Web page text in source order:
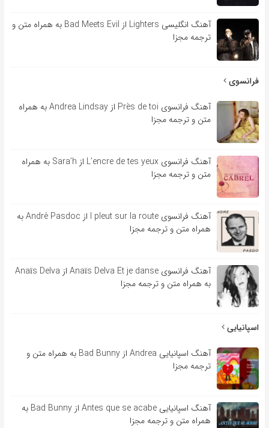
آهنگ انگلیسی Lighters از Bad Meets Evil به همراه متن و
ترجمه مجزا
فرانسوی
آهنگ فرانسوی Près de toi از Andrea Lindsay به همراه
متن و ترجمه مجزا
آهنگ فرانسوی L’encre de tes yeux از Sara’h به همراه
متن و ترجمه مجزا
آهنگ فرانسوی l pleut sur la route از André Pasdoc به
همراه متن و ترجمه مجزا
آهنگ فرانسوی Anaïs Delva Et je danse از Anaïs Delva
به همراه متن و ترجمه مجزا
اسپانیایی
آهنگ اسپانیایی Andrea از Bad Bunny به همراه متن و
ترجمه مجزا
آهنگ اسپانیایی Antes que se acabe از Bad Bunny به
همراه متن و ترجمه مجزا